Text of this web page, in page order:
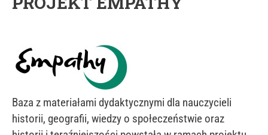
Baza z materiałami dydaktycznymi dla nauczycieli
historii, geografii, wiedzy o społeczeństwie oraz